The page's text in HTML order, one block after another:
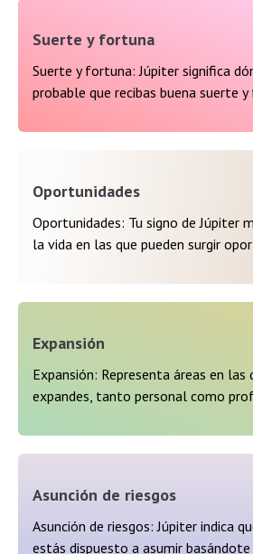
Suerte y fortuna
Suerte y fortuna: Júpiter significa
probable que recibas buena suerte
Oportunidades
Oportunidades: Tu signo de Júpiter
la vida en las que pueden surgir
Expansión
Expansión: Representa áreas en las
expandes, tanto personal como
Asunción de riesgos
Asunción de riesgos: Júpiter indica
estás dispuesto a asumir